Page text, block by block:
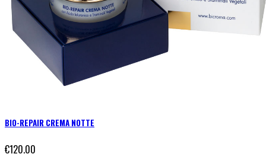
BIO-REPAIR CREMA NOTTE
€120.00